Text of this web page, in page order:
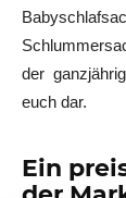
der
euch dar.
Ein